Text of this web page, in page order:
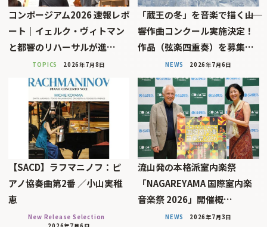
コンポージアム2026 速報レポ
ート｜イェルク・ヴィトマン
と都響のリハーサルが進…
TOPICS 2026年7月8日
「蔵王の冬」を音楽で描く――山
響作曲コンクール実施決定！
作品（弦楽四重奏）を募集…
NEWS 2026年7月6日
【SACD】ラフマニノフ：ピ
アノ協奏曲第2番 ／小山実稚
恵
New Release Selection
流山発の本格派室内楽祭
「NAGAREYAMA 国際室内楽
音楽祭 2026」開催概…
NEWS 2026年7月3日